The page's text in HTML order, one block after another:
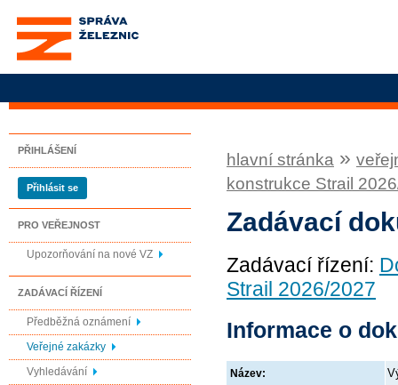
Správa železnic, státní
organizace
PŘIHLÁŠENÍ
Přihlásit se
PRO VEŘEJNOST
Upozorňování na nové VZ
ZADÁVACÍ ŘÍZENÍ
Předběžná oznámení
Veřejné zakázky
Vyhledávání
hlavní stránka »
konstrukce Strail
Zadávací
Zadávací řízení:
Strail 2026/2027
Informace o
Název: